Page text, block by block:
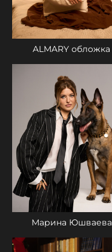
ALMARY обложка
Марина Юшваева